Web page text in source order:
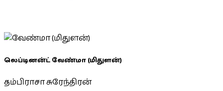
லெப்டினன்ட் வேண்மா (மிதுளன்)
தம்பிராசா சுரேந்திரன்